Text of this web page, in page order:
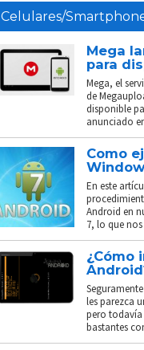
Celulares/
Mega
para
Mega, el
de
disponible
anunciado
Como
En este
Android en
7, lo que nos
¿Cómo
les parezca
pero todavía
bastantes